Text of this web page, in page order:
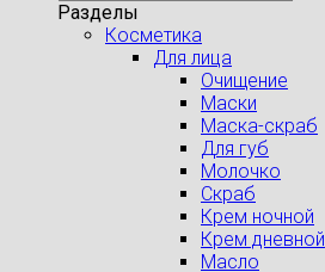
Разделы
Косметика
Для лица
Очищение
Маски
Маска-скраб
Для губ
Молочко
Скраб
Крем ночной
Крем дневной
Масло